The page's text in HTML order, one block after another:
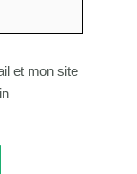
et mon site